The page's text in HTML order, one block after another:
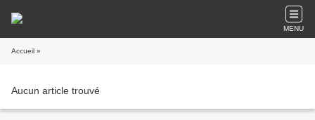
MENU
Accueil »
Aucun article trouvé